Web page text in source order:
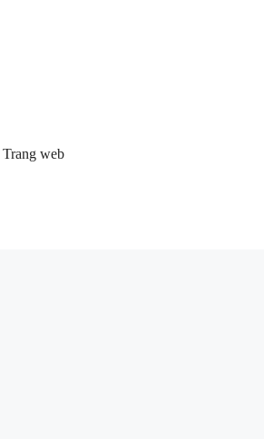
Trang web